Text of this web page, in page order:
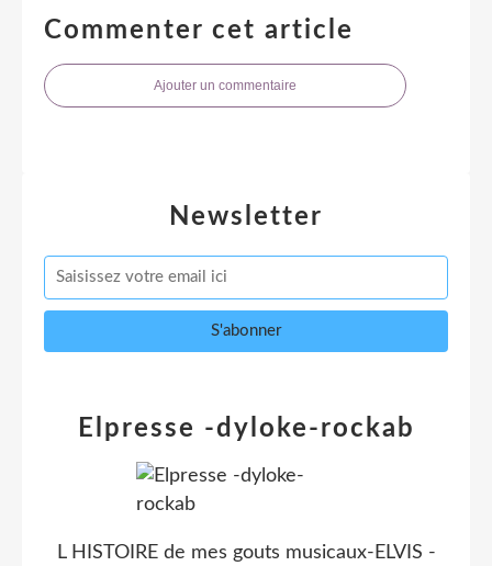
Commenter cet article
Ajouter un commentaire
Newsletter
Elpresse -dyloke-rockab
L HISTOIRE de mes gouts musicaux-ELVIS -